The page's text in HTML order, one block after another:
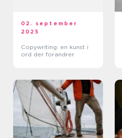
02. september
2025
Copywriting: en kunst i
ord der forandrer